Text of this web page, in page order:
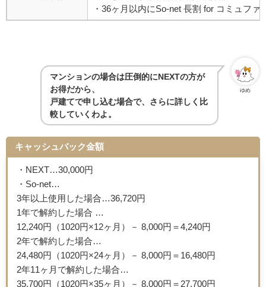
・36ヶ月以内にSo-net 長割 for コミュフ
ゆめ
マンションの場合は圧倒的にNEXTの方が
お得だから、
戸建てで申し込む場合で、さらに詳しく比
較していくわよ。
キャッシュバック金額
・NEXT…30,000円
・So-net…
3年以上使用した場合…36,720円
1年で解約した場合 …
12,240円（1020円×12ヶ月）－ 8,000円＝4,240円
2年で解約した場合…
24,480円（1020円×24ヶ月）－ 8,000円＝16,480円
2年11ヶ月で解約した場合…
35,700円（1020円×35ヶ月）－ 8,000円＝27,700円